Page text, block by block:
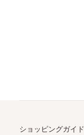
ショッピングガイド